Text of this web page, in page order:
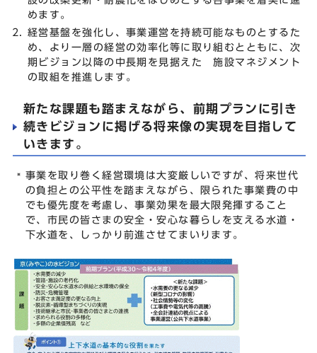
めます。
経営基盤を強化し、事業運営を持続可能なものとするた
め、より一層の経営の効率化等に取り組むとともに、次
期ビジョン以降の中長期を見据えた 施設マネジメント
の取組を推進します。
新たな課題も踏まえながら、前期プランに引き
続きビジョンに掲げる将来像の実現を目指して
いきます。
事業を取り巻く経営環境は大変厳しいですが、将来世代
の負担との公平性を踏まえながら、限られた事業費の中
でも優先度を考慮し、事業効果を最大限発揮すること
で、市民の皆さまの安全・安心な暮らしを支える水道・
下水道を、しっかり前進させてまいります。